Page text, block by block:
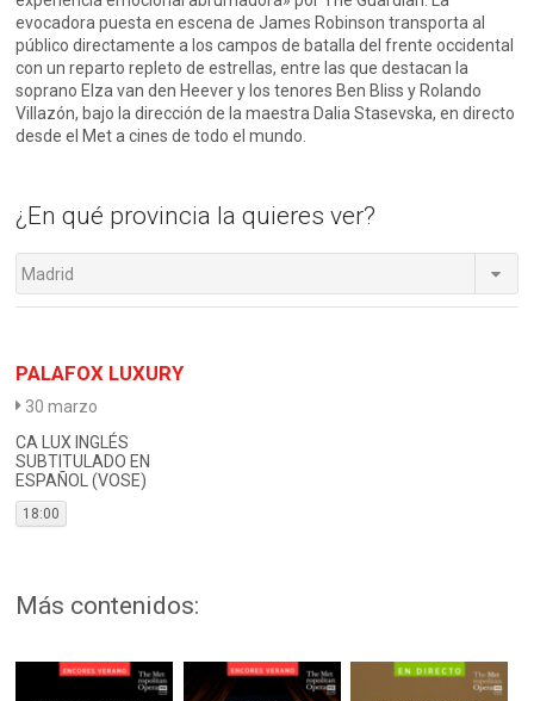
evocadora puesta en escena de James Robinson transporta al
público directamente a los campos de batalla del frente occidental
con un reparto repleto de estrellas, entre las que destacan la
soprano Elza van den Heever y los tenores Ben Bliss y Rolando
Villazón, bajo la dirección de la maestra Dalia Stasevska, en directo
desde el Met a cines de todo el mundo.
¿En qué provincia la quieres ver?
Madrid
PALAFOX LUXURY
30 marzo
CA LUX INGLÉS
SUBTITULADO EN
ESPAÑOL (VOSE)
18:00
Más contenidos: